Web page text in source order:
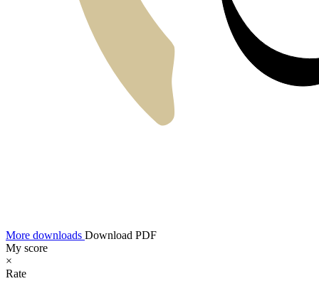
More downloads Download PDF
My score
×
Rate